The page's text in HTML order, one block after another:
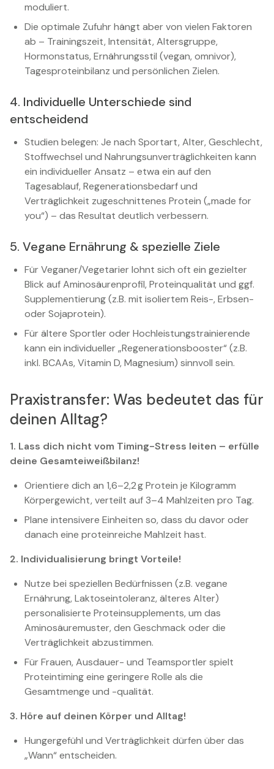
moduliert.
Die optimale Zufuhr hängt aber von vielen Faktoren
ab – Trainingszeit, Intensität, Altersgruppe,
Hormonstatus, Ernährungsstil (vegan, omnivor),
Tagesproteinbilanz und persönlichen Zielen.
4. Individuelle Unterschiede sind
entscheidend
Studien belegen: Je nach Sportart, Alter, Geschlecht,
Stoffwechsel und Nahrungsunverträglichkeiten kann
ein individueller Ansatz – etwa ein auf den
Tagesablauf, Regenerationsbedarf und
Verträglichkeit zugeschnittenes Protein („made for
you“) – das Resultat deutlich verbessern.
5. Vegane Ernährung & spezielle Ziele
Für Veganer/Vegetarier lohnt sich oft ein gezielter
Blick auf Aminosäurenprofil, Proteinqualität und ggf.
Supplementierung (z.B. mit isoliertem Reis-, Erbsen-
oder Sojaprotein).
Für ältere Sportler oder Hochleistungstrainierende
kann ein individueller „Regenerationsbooster“ (z.B.
inkl. BCAAs, Vitamin D, Magnesium) sinnvoll sein.
Praxistransfer: Was bedeutet das für
deinen Alltag?
1. Lass dich nicht vom Timing-Stress leiten – erfülle
deine Gesamteiweißbilanz!
Orientiere dich an 1,6–2,2 g Protein je Kilogramm
Körpergewicht, verteilt auf 3–4 Mahlzeiten pro Tag.
Plane intensivere Einheiten so, dass du davor oder
danach eine proteinreiche Mahlzeit hast.
2. Individualisierung bringt Vorteile!
Nutze bei speziellen Bedürfnissen (z.B. vegane
Ernährung, Laktoseintoleranz, älteres Alter)
personalisierte Proteinsupplements, um das
Aminosäuremuster, den Geschmack oder die
Verträglichkeit abzustimmen.
Für Frauen, Ausdauer- und Teamsportler spielt
Proteintiming eine geringere Rolle als die
Gesamtmenge und -qualität.
3. Höre auf deinen Körper und Alltag!
Hungergefühl und Verträglichkeit dürfen über das
„Wann“ entscheiden.